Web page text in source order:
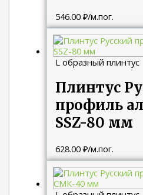
546.00₽/м.пог.
L образный плинтус
Плинтус
профиль
SSZ-80 мм
628.00₽/м.пог.